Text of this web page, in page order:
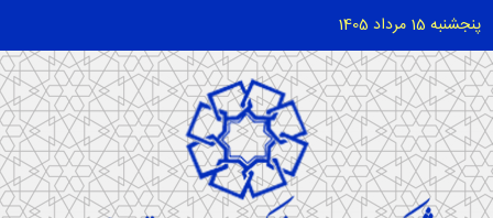
پنجشنبه 15 مرداد 1405